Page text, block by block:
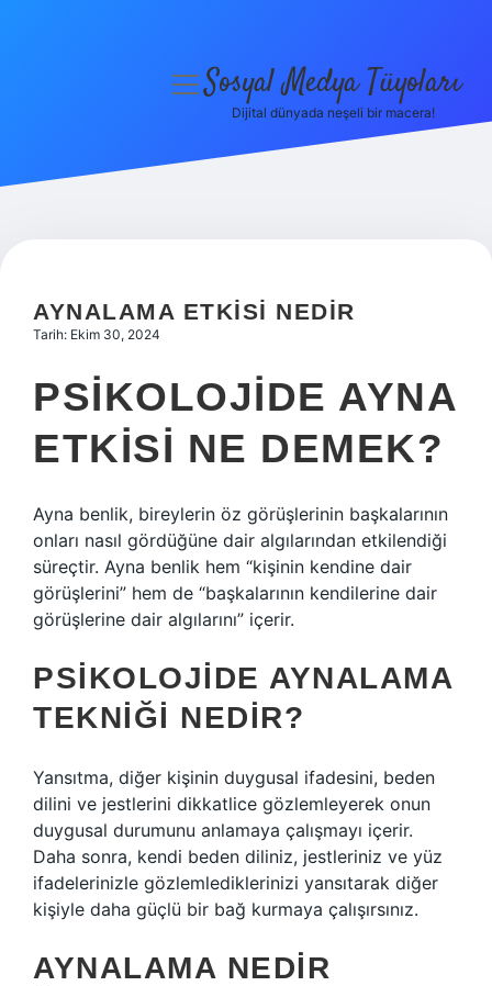
Hakkımızda
menüyüSosyal Medya Tüyoları
Dijital dünyada neşeli bir macera!
AYNALAMA ETKISI NEDIR
Tarih: Ekim 30, 2024
PSIKOLOJIDE AYNA
ETKISI NE DEMEK?
Ayna benlik, bireylerin öz görüşlerinin başkalarının
onları nasıl gördüğüne dair algılarından etkilendiği
süreçtir. Ayna benlik hem “kişinin kendine dair
görüşlerini” hem de “başkalarının kendilerine dair
görüşlerine dair algılarını” içerir.
PSIKOLOJIDE AYNALAMA
TEKNIĞI NEDIR?
Yansıtma, diğer kişinin duygusal ifadesini, beden
dilini ve jestlerini dikkatlice gözlemleyerek onun
duygusal durumunu anlamaya çalışmayı içerir.
Daha sonra, kendi beden diliniz, jestleriniz ve yüz
ifadelerinizle gözlemlediklerinizi yansıtarak diğer
kişiyle daha güçlü bir bağ kurmaya çalışırsınız.
AYNALAMA NEDIR